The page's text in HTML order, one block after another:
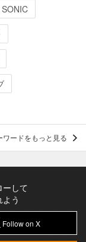
ワードをもっと見る
ーして
う
Follow on X